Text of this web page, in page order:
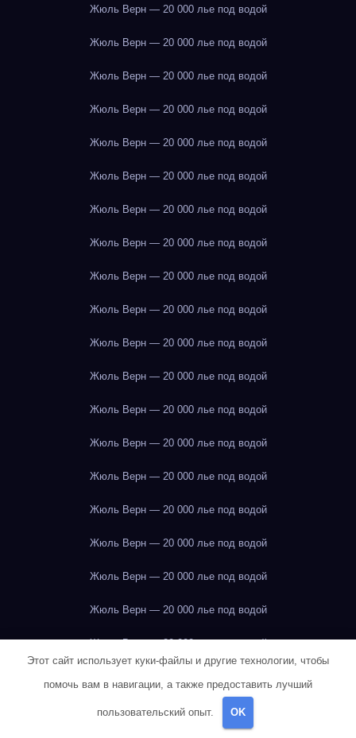
Жюль Верн — 20 000 лье под водой
Жюль Верн — 20 000 лье под водой
Жюль Верн — 20 000 лье под водой
Жюль Верн — 20 000 лье под водой
Жюль Верн — 20 000 лье под водой
Жюль Верн — 20 000 лье под водой
Жюль Верн — 20 000 лье под водой
Жюль Верн — 20 000 лье под водой
Жюль Верн — 20 000 лье под водой
Жюль Верн — 20 000 лье под водой
Жюль Верн — 20 000 лье под водой
Жюль Верн — 20 000 лье под водой
Жюль Верн — 20 000 лье под водой
Жюль Верн — 20 000 лье под водой
Жюль Верн — 20 000 лье под водой
Жюль Верн — 20 000 лье под водой
Жюль Верн — 20 000 лье под водой
Жюль Верн — 20 000 лье под водой
Жюль Верн — 20 000 лье под водой
Жюль Верн — 20 000 лье под водой
Жюль Верн — 20 000 лье под водой
Этот сайт использует куки-файлы и другие технологии, чтобы
помочь вам в навигации, а также предоставить лучший
пользовательский опыт. OK